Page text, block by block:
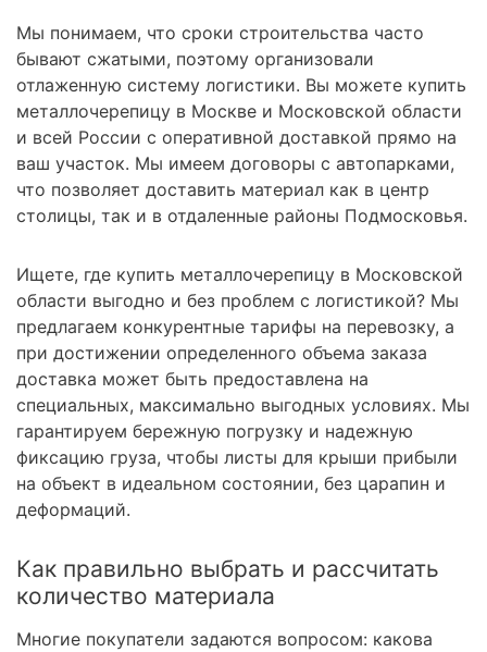
Мы понимаем, что сроки строительства часто
бывают сжатыми, поэтому организовали
отлаженную систему логистики. Вы можете купить
металлочерепицу в Москве и Московской области
и всей России с оперативной доставкой прямо на
ваш участок. Мы имеем договоры с автопарками,
что позволяет доставить материал как в центр
столицы, так и в отдаленные районы Подмосковья.
Ищете, где купить металлочерепицу в Московской
области выгодно и без проблем с логистикой? Мы
предлагаем конкурентные тарифы на перевозку, а
при достижении определенного объема заказа
доставка может быть предоставлена на
специальных, максимально выгодных условиях. Мы
гарантируем бережную погрузку и надежную
фиксацию груза, чтобы листы для крыши прибыли
на объект в идеальном состоянии, без царапин и
деформаций.
Как правильно выбрать и рассчитать
количество материала
Многие покупатели задаются вопросом: какова